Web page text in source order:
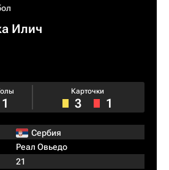
Илич
1
Карточки
3 1
Сербия
Реал Овьедо
21